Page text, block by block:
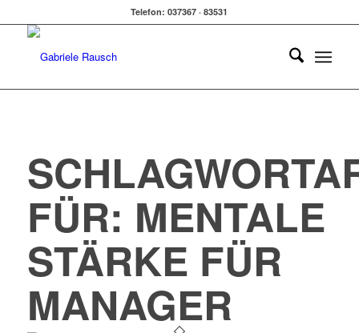
Telefon: 037367 · 83531
FÜR: MENTALE
STÄRKE FÜR
MANAGER